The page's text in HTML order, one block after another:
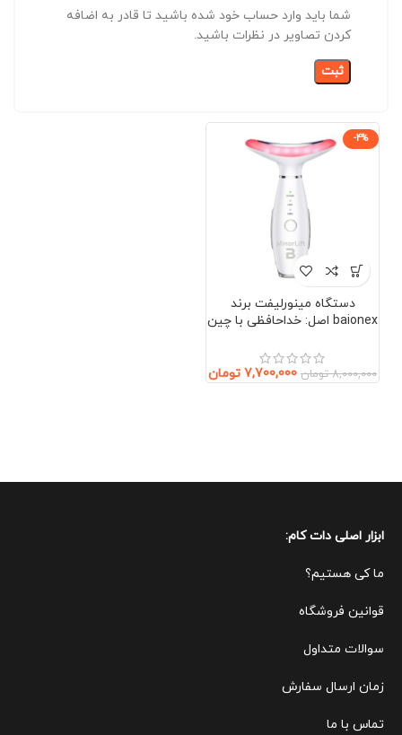
شما باید وارد حساب خود شده باشید تا قادر به اضافه
کردن تصاویر در نظرات باشید.
-4%
دستگاه مینورلیفت برند
baionex اصل: خداحافظی با چین
گردن)
8,000,000 تومان 7,700,000 تومان
ابزار اصلی دات کام:
ما کی هستیم؟
قوانین فروشگاه
سوالات متداول
زمان ارسال سفارش
تماس با ما